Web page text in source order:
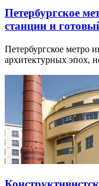
Петербургское
станции и
Петербургское метро
архитектурных эпох,